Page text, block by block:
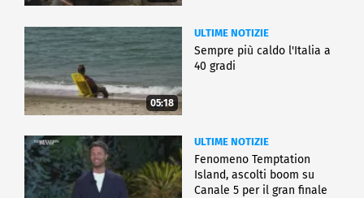
05:18
ULTIME NOTIZIE
Sempre più caldo l'Italia a
40 gradi
ULTIME NOTIZIE
Fenomeno Temptation
Island, ascolti boom su
Canale 5 per il gran finale